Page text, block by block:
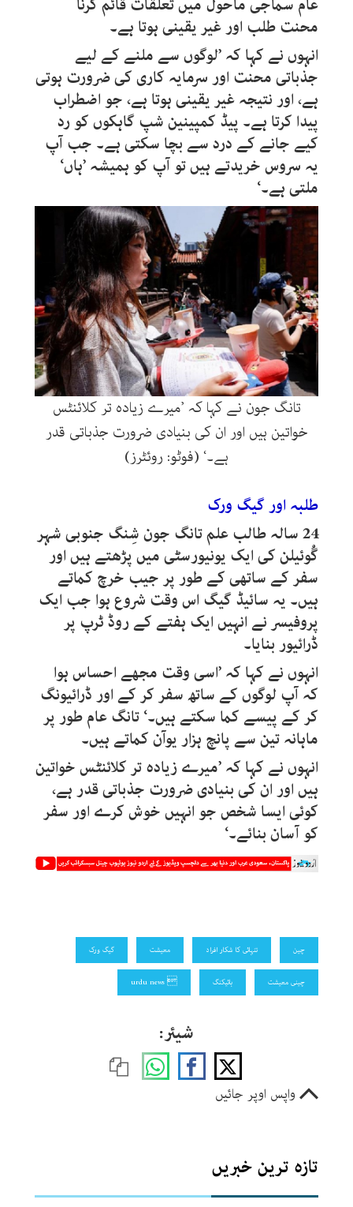
عام سماجی ماحول میں تعلقات قائم کرنا
محنت طلب اور غیر یقینی ہوتا ہے۔
انہوں نے کہا کہ ’لوگوں سے ملنے کے لیے
جذباتی محنت اور سرمایہ کاری کی ضرورت ہوتی
ہے، اور نتیجہ غیر یقینی ہوتا ہے، جو اضطراب
پیدا کرتا ہے۔ پیڈ کمپینین شپ گاہکوں کو رد
کیے جانے کے درد سے بچا سکتی ہے۔ جب آپ
یہ سروس خریدتے ہیں تو آپ کو ہمیشہ ’ہاں‘
ملتی ہے۔‘
تانگ جون نے کہا کہ ’میرے زیادہ تر کلائنٹس
خواتین ہیں اور ان کی بنیادی ضرورت جذباتی قدر
ہے۔‘ (فوٹو: روئٹرز)
طلبہ اور گیگ ورک
24 سالہ طالب علم تانگ جون شِنگ جنوبی شہر
گُوئیلن کی ایک یونیورسٹی میں پڑھتے ہیں اور
سفر کے ساتھی کے طور پر جیب خرچ کماتے
ہیں۔ یہ سائیڈ گیگ اس وقت شروع ہوا جب ایک
پروفیسر نے انہیں ایک ہفتے کے روڈ ٹرپ پر
ڈرائیور بنایا۔
انہوں نے کہا کہ ’اسی وقت مجھے احساس ہوا
کہ آپ لوگوں کے ساتھ سفر کر کے اور ڈرائیونگ
کر کے پیسے کما سکتے ہیں۔‘ تانگ عام طور پر
ماہانہ تین سے پانچ ہزار یوآن کماتے ہیں۔
انہوں نے کہا کہ ’میرے زیادہ تر کلائنٹس خواتین
ہیں اور ان کی بنیادی ضرورت جذباتی قدر ہے،
کوئی ایسا شخص جو انہیں خوش کرے اور سفر
کو آسان بنائے۔‘
چین تنہائی کا شکار افراد معیشت گیگ ورک
چینی معیشت ہائیکنگ  urdu news
شیئر:
واپس اوپر جائیں
تازہ ترین خبریں